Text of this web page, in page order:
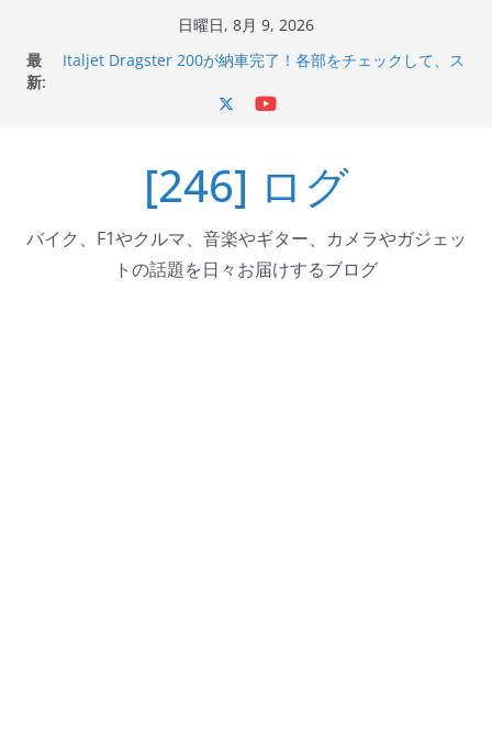
日曜日, 8月 9, 2026
最
新:
Italjet Dragster 200が納車完了！各部をチェックして、ス
器エフェクターが返礼品でもらえる！
Italjet Dragster 200のフロントISSサスの動きが判ったら
コーナリングが楽しくなった
[246] ログ
バイク、F1やクルマ、音楽やギター、カメラやガジェッ
トの話題を日々お届けするブログ